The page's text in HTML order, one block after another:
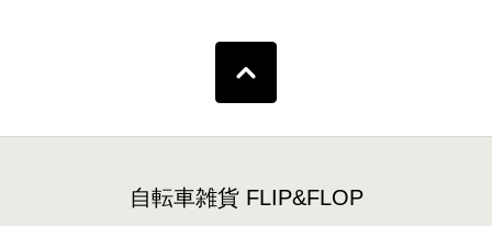
自転車雑貨 FLIP&FLOP